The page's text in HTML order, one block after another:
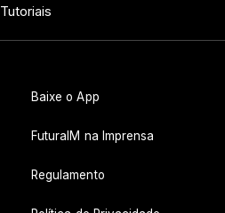
Tutoriais
Baixe o App
FuturaIM na Imprensa
Regulamento